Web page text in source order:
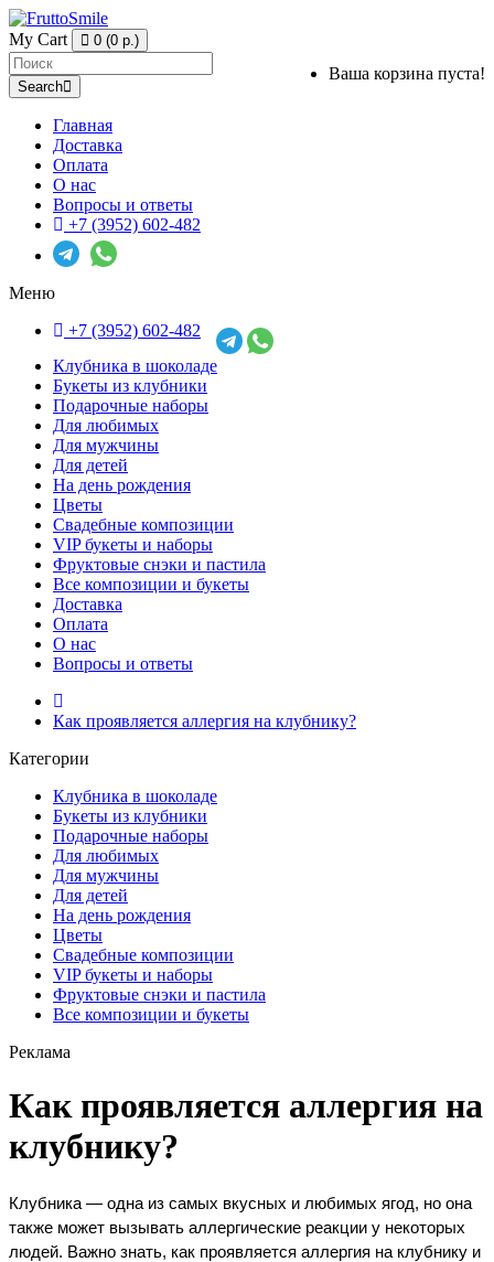
My Cart 0 (0 р.)
Ваша корзина пуста!
Search
Главная
Доставка
Оплата
О нас
Вопросы и ответы
+7 (3952) 602-482
Меню
+7 (3952) 602-482
Клубника в шоколаде
Букеты из клубники
Подарочные наборы
Для любимых
Для мужчины
Для детей
На день рождения
Цветы
Свадебные композиции
VIP букеты и наборы
Фруктовые снэки и пастила
Все композиции и букеты
Доставка
Оплата
О нас
Вопросы и ответы
Как проявляется аллергия на клубнику?
Категории
Клубника в шоколаде
Букеты из клубники
Подарочные наборы
Для любимых
Для мужчины
Для детей
На день рождения
Цветы
Свадебные композиции
VIP букеты и наборы
Фруктовые снэки и пастила
Все композиции и букеты
Реклама
Как проявляется аллергия на
клубнику?
Клубника — одна из самых вкусных и любимых ягод, но она
также может вызывать аллергические реакции у некоторых
людей. Важно знать, как проявляется аллергия на клубнику и